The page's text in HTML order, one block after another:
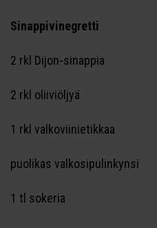
Sinappivinegretti
2 rkl Dijon-sinappia
2 rkl oliiviöljyä
1 rkl valkoviinietikkaa
puolikas valkosipulinkynsi
1 tl sokeria